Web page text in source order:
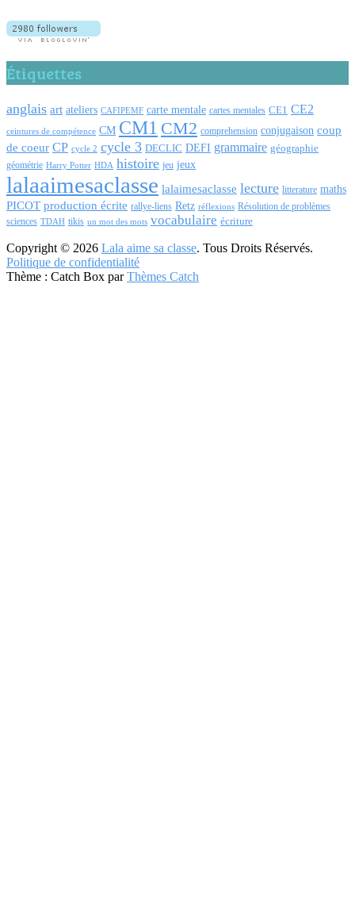
Étiquettes
anglais art ateliers CAFIPEMF carte mentale cartes mentales CE1 CE2
ceintures de compétence CM CM1 CM2 comprehension conjugaison coup
de coeur CP cycle 2 cycle 3 DECLIC DEFI grammaire géographie
géométrie Harry Potter HDA histoire jeu jeux
lalaaimesaclasse lalaimesaclasse lecture litterature maths
PICOT production écrite rallye-liens Retz réflexions Résolution de problèmes
sciences TDAH tikis un mot des mots vocabulaire écriture
Copyright © 2026 Lala aime sa classe. Tous Droits Réservés.
Politique de confidentialité
Thème : Catch Box parThèmes Catch